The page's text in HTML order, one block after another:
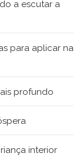
a escutar a
para aplicar na
profundo
interior